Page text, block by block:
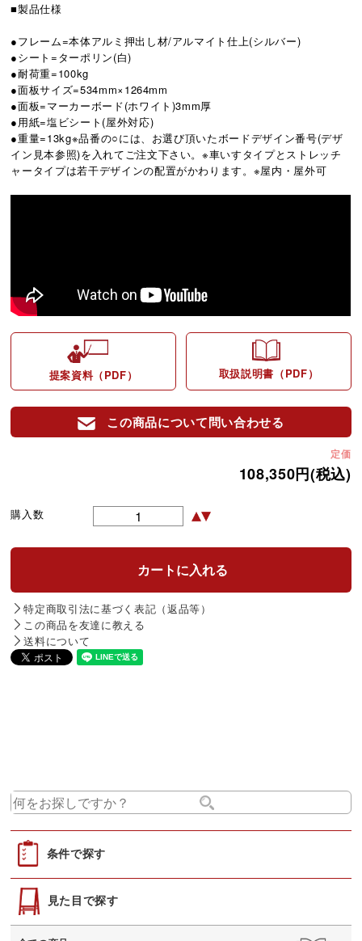
■製品仕様
●フレーム=本体アルミ押出し材/アルマイト仕上(シルバー)
●シート=ターポリン(白)
●耐荷重=100kg
●面板サイズ=534mm×1264mm
●面板=マーカーボード(ホワイト)3mm厚
●用紙=塩ビシート(屋外対応)
●重量=13kg※品番の○には、お選び頂いたボードデザイン番号(デザ
イン見本参照)を入れてご注文下さい。※車いすタイプとストレッチ
ャータイプは若干デザインの配置がかわります。※屋内・屋外可
提案資料（PDF） 取扱説明書（PDF）
この商品について問い合わせる
定価
108,350円(税込)
購入数
特定商取引法に基づく表記（返品等）
この商品を友達に教える
送料について
条件で探す
見た目で探す